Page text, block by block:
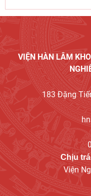
VIỆN HÀN LÂM
183 Đặng
Chịu
Viện